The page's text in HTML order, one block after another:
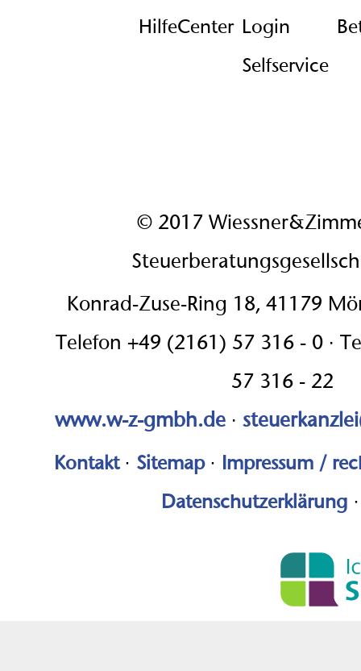
HilfeCenter Login
Selfservice
© 2017
Konrad-Zuse-Ring 18, 41179
Telefon +49 (2161) 57 316 - 0 ·
57 316 - 22
www.w-z-gmbh.de·
Kontakt· Sitemap·
Impressum /
Datenschutzerklärung